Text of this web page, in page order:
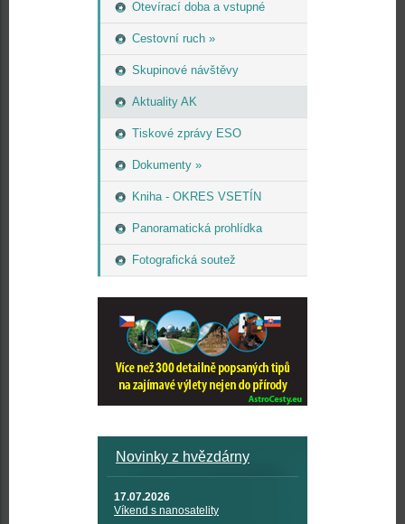
Otevírací doba a vstupné
Cestovní ruch »
Skupinové návštěvy
Aktuality AK
Tiskové zprávy ESO
Dokumenty »
Kniha - OKRES VSETÍN
Panoramatická prohlídka
Fotografická soutež
Novinky z hvězdárny
17.07.2026
Víkend s nanosatelity